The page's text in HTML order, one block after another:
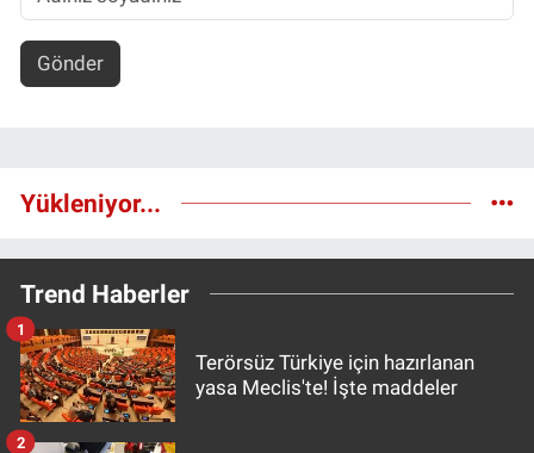
Gönder
Yükleniyor...
Trend Haberler
Terörsüz Türkiye için hazırlanan
yasa Meclis'te! İşte maddeler
1
2